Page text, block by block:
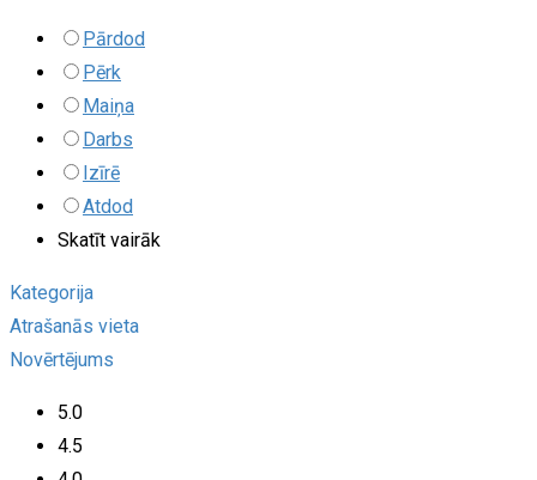
Pārdod
Pērk
Maiņa
Darbs
Izīrē
Atdod
Skatīt vairāk
Kategorija
Atrašanās vieta
Novērtējums
5.0
4.5